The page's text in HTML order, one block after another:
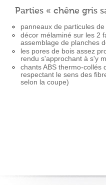
Parties « chêne gris
panneaux de particules de
décor mélaminé sur les 2
assemblage de planches
les pores de bois assez
rendu s'approchant à s'y
chants ABS thermo-collés
respectant le sens des
selon la coupe)